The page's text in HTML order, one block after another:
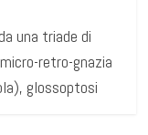
una triade di
retro-gnazia
glossoptosi